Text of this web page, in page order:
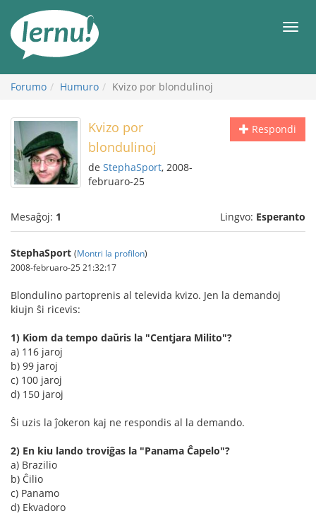
enhavo
Forumo Humuro Kvizo por blondulinoj
Respondi
Kvizo por
blondulinoj
de StephaSport, 2008-
februaro-25
Mesaĝoj: 1 Lingvo: Esperanto
StephaSport (Montri la profilon)
2008-februaro-25 21:32:17
Blondulino partoprenis al televida kvizo. Jen la demandoj
kiujn ŝi ricevis:
1) Kiom da tempo daŭris la "Centjara Milito"?
a) 116 jaroj
b) 99 jaroj
c) 100 jaroj
d) 150 jaroj
Ŝi uzis la ĵokeron kaj ne respondis al la demando.
2) En kiu lando troviĝas la "Panama Ĉapelo"?
a) Brazilio
b) Ĉilio
c) Panamo
d) Ekvadoro